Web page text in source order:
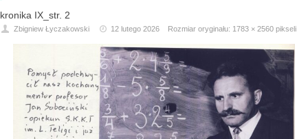
kronika IX_str. 2
Zbigniew Łyczakowski 12 lutego 2026 Rozmiar oryginału: 1783 × 2560 pikseli